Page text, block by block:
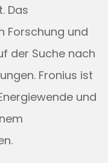
Das
Forschung und
der Suche nach
Fronius ist
und